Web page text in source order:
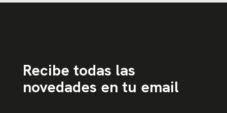
Recibe todas las
novedades en tu email